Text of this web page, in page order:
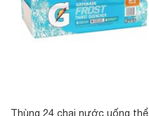
Thùng 24 chai nước uống thể